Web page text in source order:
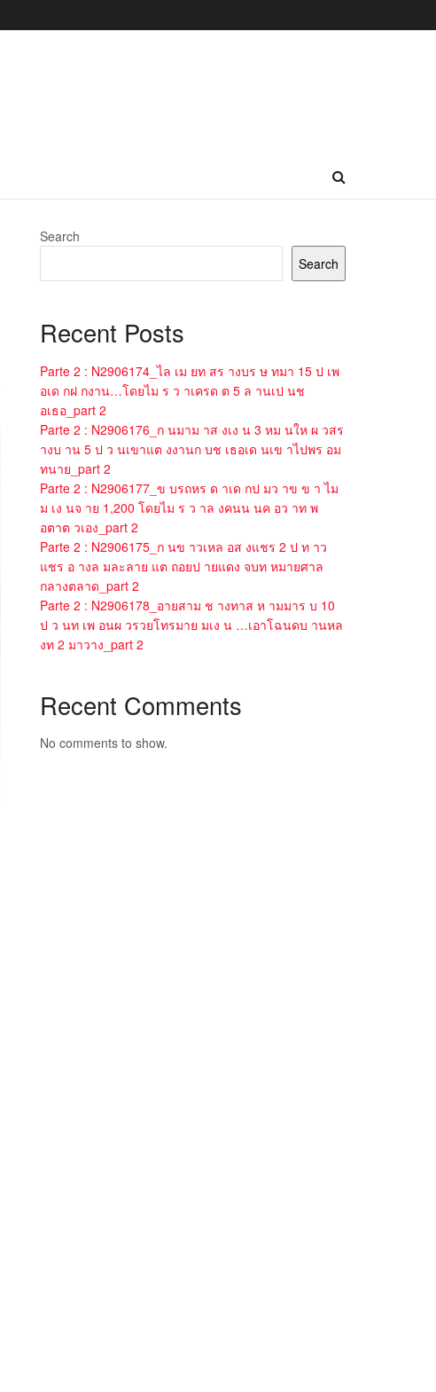
Search
Search
Recent Posts
Parte 2 : N2906174_ไล เม ยท สร างบร ษ ทมา 15 ป เพ
อเด กฝ กงาน…โดยไม ร ว าเครด ต 5 ล านเป นช
อเธอ_part 2
Parte 2 : N2906176_ก นมาม าส งเง น 3 หม นให ผ วสร
างบ าน 5 ป ว นเขาแต งงานก บช เธอเด นเข าไปพร อม
ทนาย_part 2
Parte 2 : N2906177_ข บรถหร ด าเด กป มว าข ข า ไม
ม เง นจ าย 1,200 โดยไม ร ว าล งคนน นค อว าท พ
อตาต วเอง_part 2
Parte 2 : N2906175_ก นข าวเหล อส งแชร 2 ป ท าว
แชร อ างล มละลาย แต ถอยป ายแดง จบท หมายศาล
กลางตลาด_part 2
Parte 2 : N2906178_อายสาม ช างทาส ห ามมาร บ 10
ป ว นท เพ อนผ วรวยโทรมาย มเง น …เอาโฉนดบ านหล
งท 2 มาวาง_part 2
Recent Comments
No comments to show.